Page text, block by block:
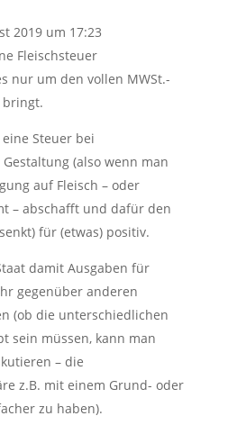
2019 um 17:23
Fleischsteuer
nur um den vollen MWSt.-
bringt.
Steuer bei
(also wenn man
auf Fleisch – oder
– abschafft und dafür den
für (etwas) positiv.
damit Ausgaben für
gegenüber anderen
(ob die unterschiedlichen
sein müssen, kann man
– die
z.B. mit einem Grund- oder
zu haben).